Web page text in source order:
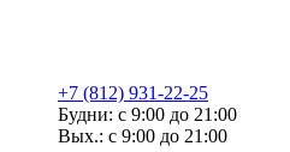
+7 (812) 931-22-25
Будни: с 9:00 до 21:00
Вых.: с 9:00 до 21:00